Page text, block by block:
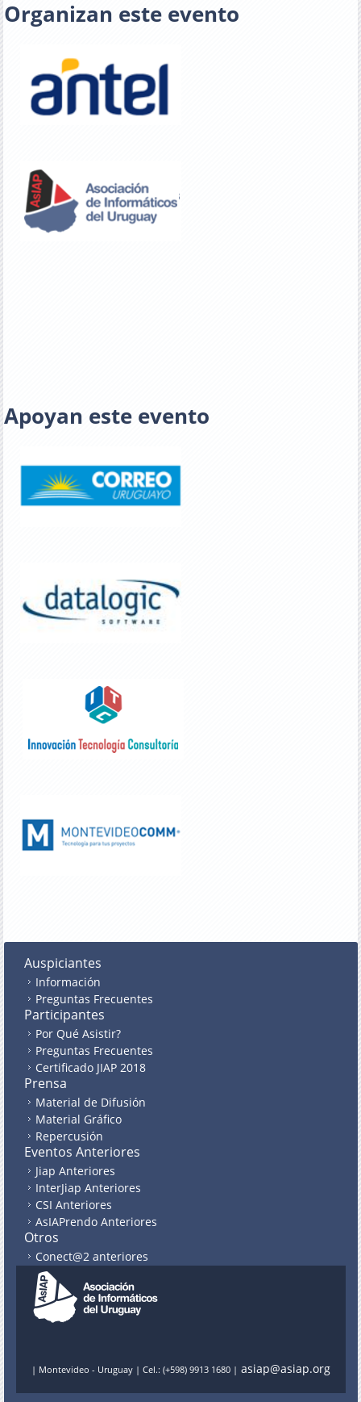
Organizan este evento
Apoyan este evento
Auspiciantes
Información
Preguntas Frecuentes
Participantes
Por Qué Asistir?
Preguntas Frecuentes
Certificado JIAP 2018
Prensa
Material de Difusión
Material Gráfico
Repercusión
Eventos Anteriores
Jiap Anteriores
InterJiap Anteriores
CSI Anteriores
AsIAPrendo Anteriores
Otros
Conect@2 anteriores
| Montevideo - Uruguay | Cel.: (+598) 9913 1680 | asiap@asiap.org